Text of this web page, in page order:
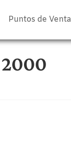
Puntos de Venta
2000